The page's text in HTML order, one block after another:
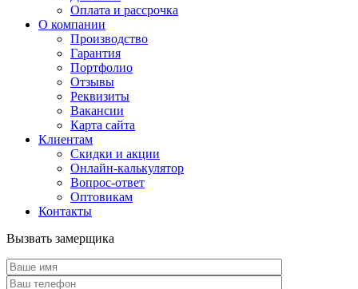
Оплата и рассрочка
О компании
Производство
Гарантия
Портфолио
Отзывы
Реквизиты
Вакансии
Карта сайта
Клиентам
Скидки и акции
Онлайн-калькулятор
Вопрос-ответ
Оптовикам
Контакты
Вызвать замерщика